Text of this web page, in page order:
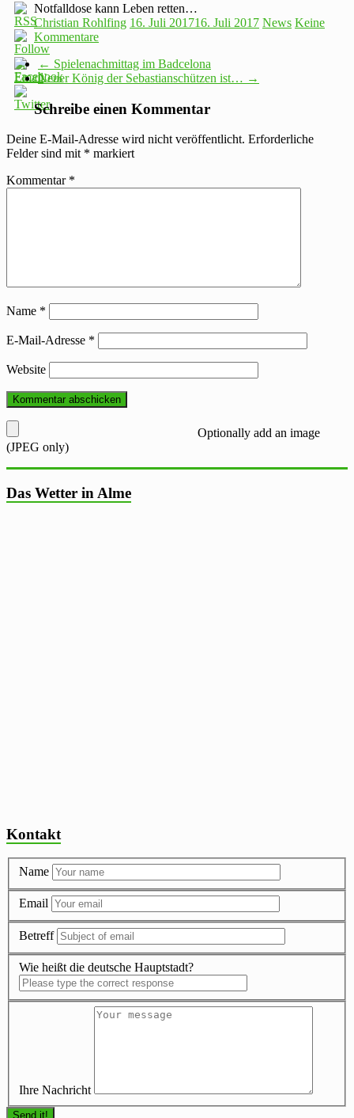
Notfalldose kann Leben retten…
Christian Rohlfing 16. Juli 201716. Juli 2017 News Keine
Kommentare
← Spielenachmittag im Badcelona
Neuer König der Sebastianschützen ist… →
Schreibe einen Kommentar
Deine E-Mail-Adresse wird nicht veröffentlicht. Erforderliche
Felder sind mit * markiert
Kommentar *
Name *
E-Mail-Adresse *
Website
Optionally add an image
(JPEG only)
Das Wetter in Alme
Kontakt
Name
Email
Betreff
Wie heißt die deutsche Hauptstadt?
Ihre Nachricht